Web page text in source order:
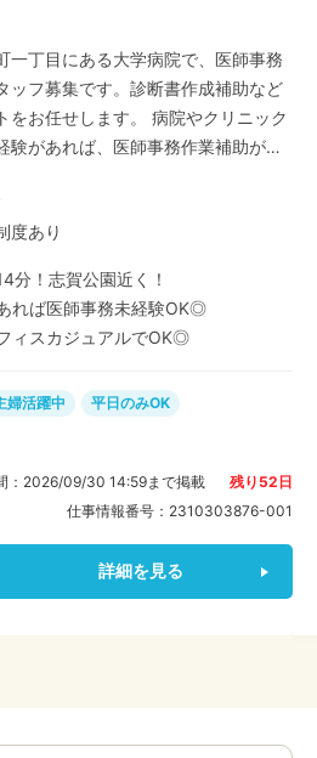
一丁目にある大学病院で、医師事務
ッフ募集です。診断書作成補助など
ます。 病院やクリニック
験があれば、医師事務作業補助が初
側面から医療現場を支えていただ
仕事です!
度あり
分！志賀公園近く！
れば医師事務未経験OK◎
ィスカジュアルでOK◎
婦活躍中
平日のみOK
： 2026/09/30 14:59まで掲載 残り 52 日
仕事情報番号： 2310303876-001
詳細を見る